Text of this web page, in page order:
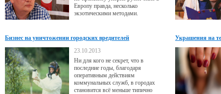
Европу правда, несколько
экзотическими методами.
Бизнес на уничтожении городских вредителей
23.10.2013
Ни для кого не секрет, что в
последние годы, благодаря
оперативным действиям
коммунальных служб, в городах
становится всё меньше типично
Украшения на